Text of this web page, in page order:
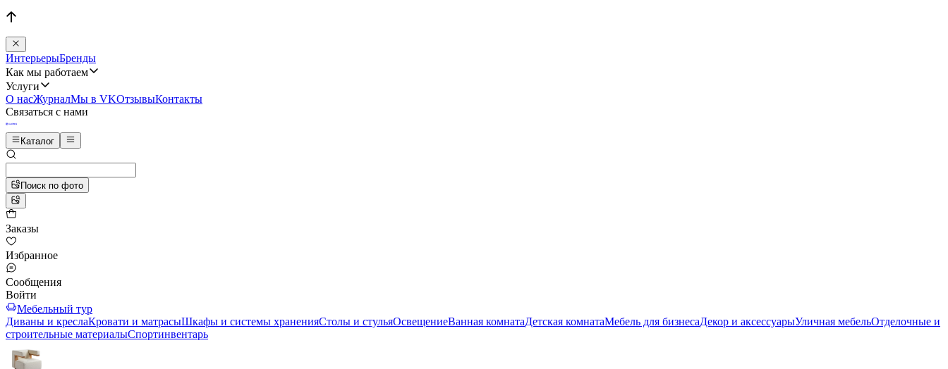
ИнтерьерыБренды
Как мы работаем
Услуги
О насЖурналМы в VKОтзывыКонтакты
Связаться с нами
Каталог
Поиск по фото
Заказы
Избранное
Сообщения
Войти
Мебельный тур
Диваны и креслаКровати и матрасыШкафы и системы храненияСтолы и стульяОсвещениеВанная комнатаДетская комнатаМебель для бизнесаДекор и аксессуарыУличная мебельОтделочные и
строительные материалыСпортинвентарь